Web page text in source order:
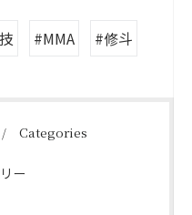
#MMA #修斗
Categories
ー